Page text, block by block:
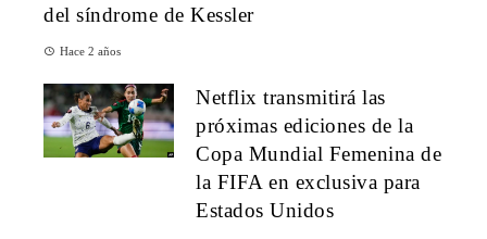
del síndrome de Kessler
Hace 2 años
Netflix transmitirá las
próximas ediciones de la
Copa Mundial Femenina de
la FIFA en exclusiva para
Estados Unidos